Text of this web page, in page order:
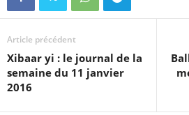
Article précédent
Xibaar yi : le journal de la
semaine du 11 janvier
2016